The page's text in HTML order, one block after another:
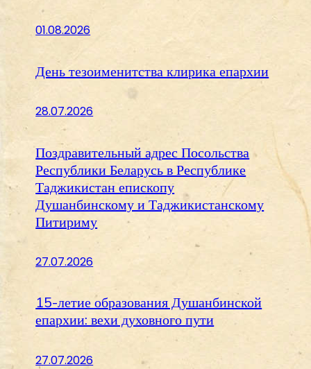
01.08.2026
День тезоименитства клирика епархии
28.07.2026
Поздравительный адрес Посольства
Республики Беларусь в Республике
Таджикистан епископу
Душанбинскому и Таджикистанскому
Питириму
27.07.2026
15-летие образования Душанбинской
епархии: вехи духовного пути
27.07.2026